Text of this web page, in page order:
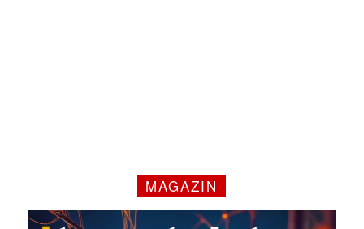
Mail
(erforderlich)
MAGAZIN